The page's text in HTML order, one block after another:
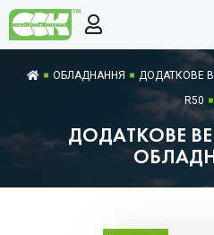
ОБЛАДНАННЯ
ДОДАТКОВЕ
R50
ДОДАТКОВЕ